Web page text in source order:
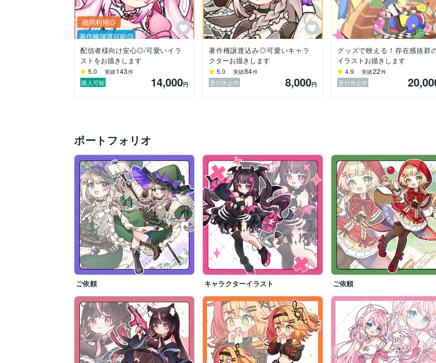
配信者様向け安心◎/可愛いイラ
ストをお描きします
5.0 実績143件
購入可能 14,000円
著作権譲渡込み◎可愛いキャラ
クターお描きします
5.0 実績84件
受付休止中 8,000円
グッズで映える！存在感抜群
イラストお描きします
4.9 実績22件
受付休止中
ポートフォリオ
ご依頼 キャラクターイラスト ご依頼